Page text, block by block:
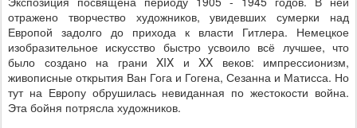
отражено творчество художников, увидевших сумерки над
Европой задолго до прихода к власти Гитлера. Немецкое
изобразительное искусство быстро усвоило всё лучшее, что
было создано на грани XIX и XX веков: импрессионизм,
живописные открытия Ван Гога и Гогена, Сезанна и Матисса. Но
тут на Европу обрушилась невиданная по жестокости война.
Эта бойня потрясла художников.